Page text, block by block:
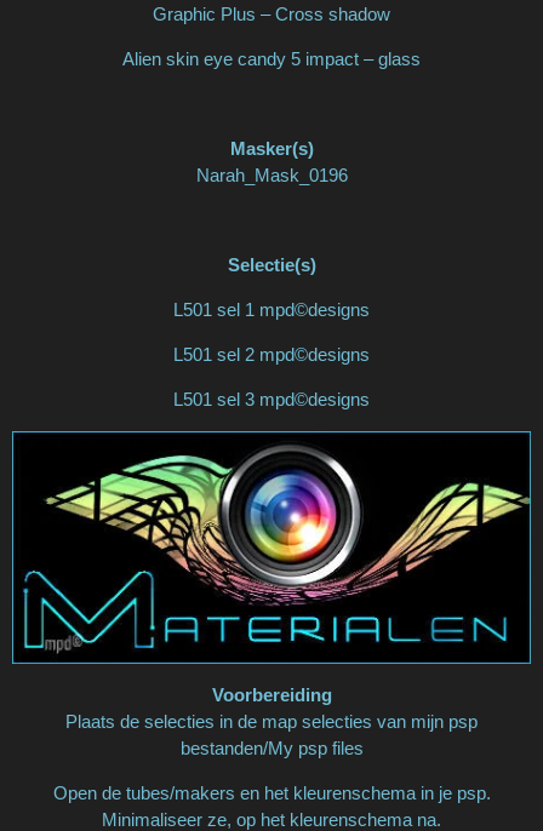
Graphic Plus – Cross shadow
Alien skin eye candy 5 impact – glass
Masker(s)
Narah_Mask_0196
Selectie(s)
L501 sel 1 mpd©designs
L501 sel 2 mpd©designs
L501 sel 3 mpd©designs
Voorbereiding
Plaats de selecties in de map selecties van mijn psp
bestanden/My psp files
Open de tubes/makers en het kleurenschema in je psp.
Minimaliseer ze, op het kleurenschema na.